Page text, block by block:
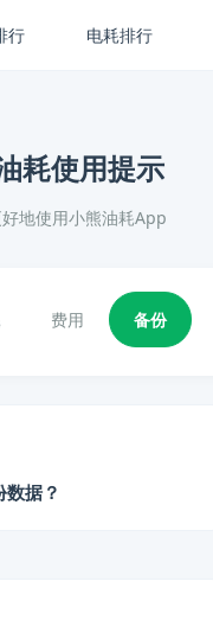
行 电耗排行
耗使用提示
地使用小熊油耗App
费用 备份
据？